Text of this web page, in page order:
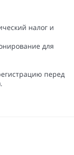
налог и
для
перед